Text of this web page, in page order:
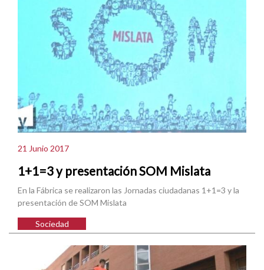
21 Junio 2017
1+1=3 y presentación SOM Mislata
En la Fábrica se realizaron las Jornadas ciudadanas 1+1=3 y la
presentación de SOM Mislata
Sociedad